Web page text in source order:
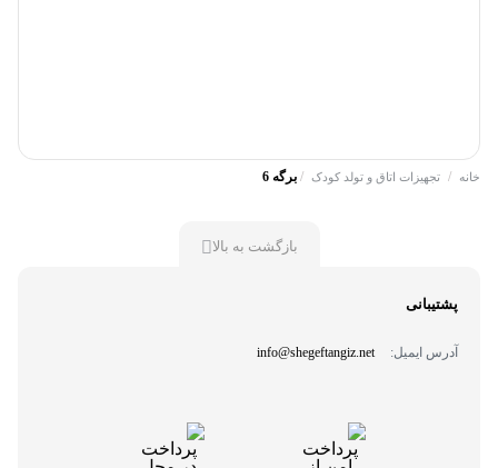
خانه / تجهیزات اتاق و تولد کودک / برگه 6
بازگشت به بالا
پشتیبانی
آدرس ایمیل: info@shegeftangiz.net